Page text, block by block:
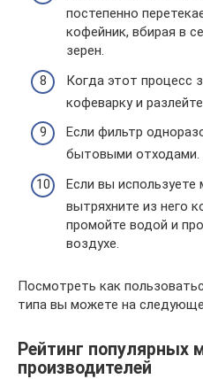
постепенно
кофейник, вбирая в
зерен.
Когда этот процесс
кофеварку и
Если фильтр
бытовыми отходами.
Если вы
вытряхните из него
промойте водой и
воздухе.
Посмотреть как
типа вы можете на
Рейтинг популярных
производителей